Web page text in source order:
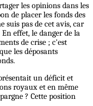
les opinions dans les
de placer les fonds des
suis pas de cet avis, car
effet, le danger de la
de crise ; c'est
les déposants
un déficit et
royaux et en même
? Cette position